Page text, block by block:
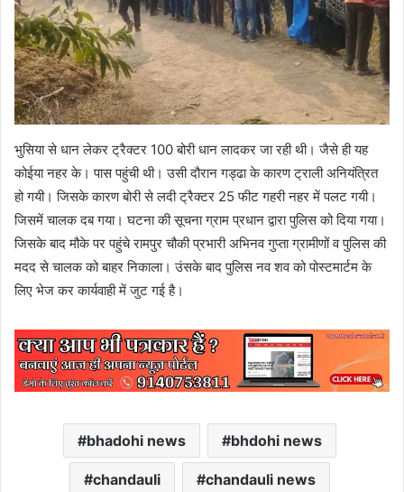
भुसिया से धान लेकर ट्रैक्टर 100 बोरी धान लादकर जा रही थी। जैसे ही यह
कोईया नहर के। पास पहुंची थी। उसी दौरान गड्ढा के कारण ट्राली अनियंत्रित
हो गयी। जिसके कारण बोरी से लदी ट्रैक्टर 25 फीट गहरी नहर में पलट गयी।
जिसमें चालक दब गया। घटना की सूचना ग्राम प्रधान द्वारा पुलिस को दिया गया।
जिसके बाद मौके पर पहुंचे रामपुर चौकी प्रभारी अभिनव गुप्ता ग्रामीणों व पुलिस की
मदद से चालक को बाहर निकाला। उंसके बाद पुलिस नव शव को पोस्टमार्टम के
लिए भेज कर कार्यवाही में जुट गई है।
bhadohi news bhdohi news
chandauli chandauli news